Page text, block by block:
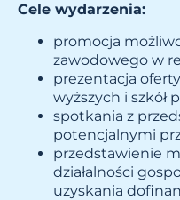
Cele wydarzenia:
promocja
zawodowego w
prezentacja
wyższych i szkół
spotkania z
potencjalnymi
przedstawienie
działalności
uzyskania